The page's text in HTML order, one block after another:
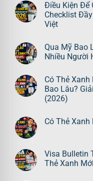
Điều Kiện Để
Checklist
Việt
Qua Mỹ Bao
Nhiều Người
Có Thẻ
Bao Lâu?
(2026)
Có Thẻ
Visa Bulletin
Thẻ Xanh